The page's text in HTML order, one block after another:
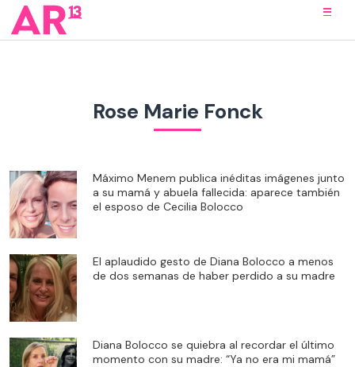
Rose Marie Fonck
Máximo Menem publica inéditas imágenes junto
a su mamá y abuela fallecida: aparece también
el esposo de Cecilia Bolocco
El aplaudido gesto de Diana Bolocco a menos
de dos semanas de haber perdido a su madre
Diana Bolocco se quiebra al recordar el último
momento con su madre: “Ya no era mi mamá”